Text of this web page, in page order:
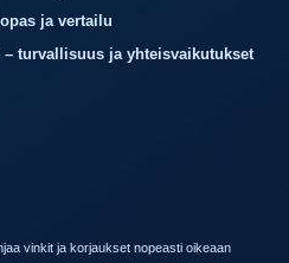
ja vertailu
turvallisuus ja yhteisvaikutukset
vinkit ja korjaukset nopeasti oikeaan